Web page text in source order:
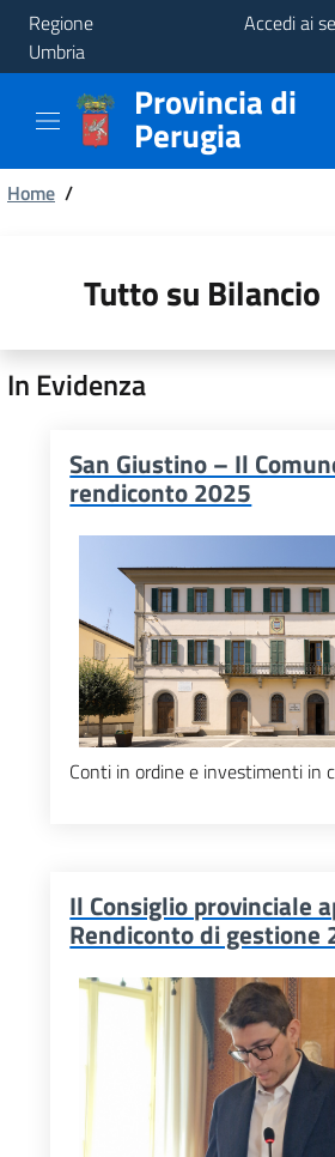
Regione
Umbria
Accedi ai
Provincia
Aree
Tematiche
Provincia di
Perugia
Briciole
pane
Home /
Tutto su Bilancio
In Evidenza
San Giustino – Il
rendiconto 2025
Conti in ordine e investimenti in
Il Consiglio provinciale
Rendiconto di gestione